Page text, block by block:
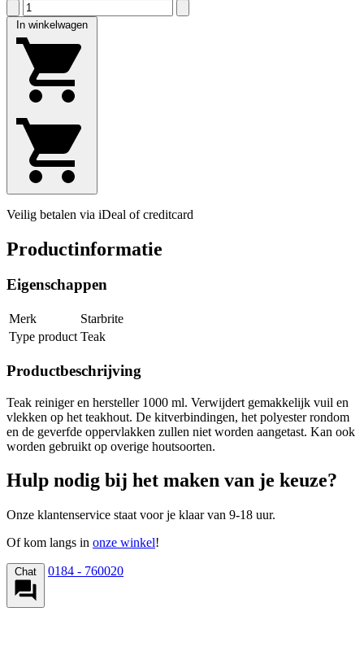
In winkelwagen
Veilig betalen via iDeal of creditcard
Productinformatie
Eigenschappen
Merk
Starbrite
Type product Teak
Productbeschrijving
Teak reiniger en hersteller 1000 ml. Verwijdert gemakkelijk vuil en
vlekken op het teakhout. De kitverbindingen, het polyester rondom
en de geverfde oppervlakken zullen niet worden aangetast. Kan ook
worden gebruikt op overige houtsoorten.
Hulp nodig bij het maken van je keuze?
Onze klantenservice staat voor je klaar van 9-18 uur.
Of kom langs in onze winkel!
Chat 0184 - 760020